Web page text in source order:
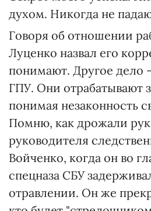
духом. Никогда не
Говоря об отношении
Луценко назвал его
понимают. Другое дело
ГПУ. Они отрабатывают
понимая незаконность
Помню, как дрожали
руководителя
Войченко, когда он во
спецназа СБУ
отравлении. Он же